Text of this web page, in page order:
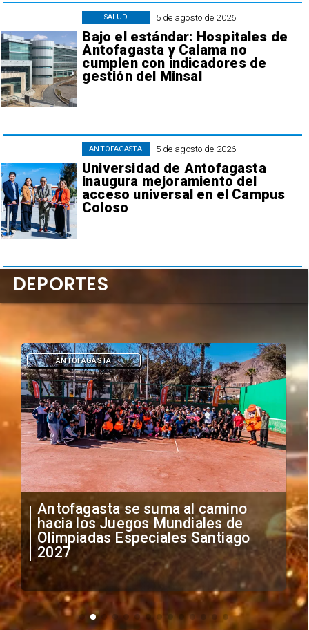
5 de agosto de 2026
Bajo el estándar: Hospitales de
Antofagasta y Calama no
cumplen con indicadores de
gestión del Minsal
SALUD
5 de agosto de 2026
Universidad de Antofagasta
inaugura mejoramiento del
acceso universal en el Campus
Coloso
ANTOFAGASTA
"Falta de profesionalismo": Sifup
anuncia medidas por situación
irregular de futbolistas
extranjeros
DEPORTES
DEPORTES